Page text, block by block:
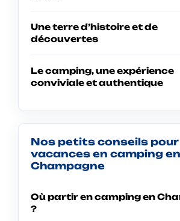
Une terre d’histoire et de
découvertes
Le camping, une expérience
conviviale et authentique
Nos petits conseils
vacances en camping en
Champagne
Où partir en camping en
?